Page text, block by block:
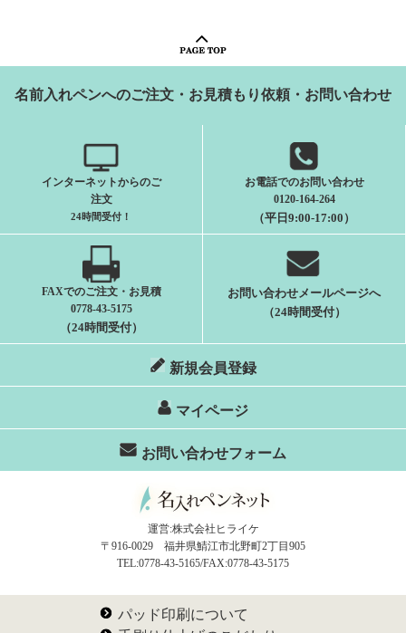
名前入れペンへのご注文・お見積もり依頼・お問い合わせ
インターネットからのご
注文
24時間受付 ！
お電話でのお問い合わせ
0120-164-264
（平日9:00-17:00）
FAXでのご注文・お見積
0778-43-5175
（24時間受付）
お問い合わせメールページへ
（24時間受付）
新規会員登録
マイページ
お問い合わせフォーム
運営:株式会社ヒライケ
〒916-0029 福井県鯖江市北野町2丁目905
TEL:0778-43-5165/FAX:0778-43-5175
パッド印刷について